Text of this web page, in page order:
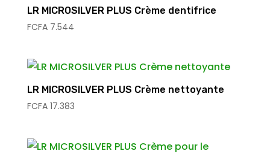
LR MICROSILVER PLUS Crème dentifrice
FCFA7.544
LR MICROSILVER PLUS Crème nettoyante
FCFA17.383